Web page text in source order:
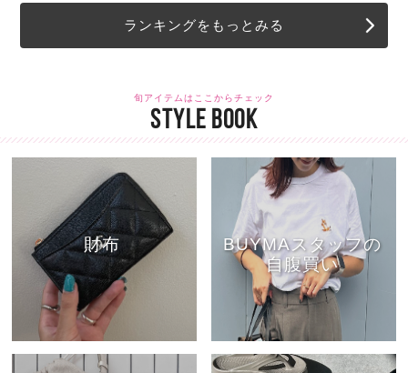
ランキングをもっとみる
旬アイテムはここからチェック
STYLE BOOK
財布
BUYMAスタッフの
自腹買い